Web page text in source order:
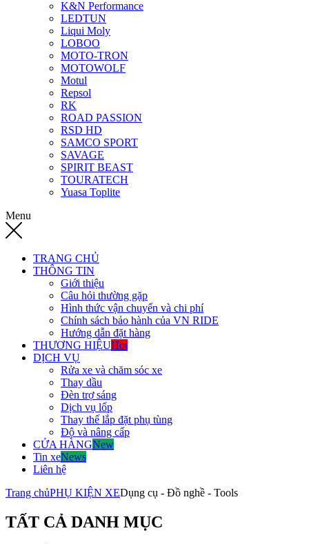
K&N Performance
LEDTUN
Liqui Moly
LOBOO
MOTO-TRON
MOTOWOLF
Motul
Repsol
RK
ROAD PASSION
RSD HD
SAMCO SPORT
SAVAGE
SPIRIT BEAST
TOURATECH
Yuasa Toplite
Menu
TRANG CHỦ
THÔNG TIN
Giới thiệu
Câu hỏi thường gặp
Hình thức vận chuyển và chi phí
Chính sách bảo hành của VN RIDE
Hướng dẫn đặt hàng
THƯƠNG HIỆUHot
DỊCH VỤ
Rửa xe và chăm sóc xe
Thay dầu
Đèn trợ sáng
Dịch vụ lốp
Thay thế lắp đặt phụ tùng
Độ và nâng cấp
CỬA HÀNGNew
Tin xeNews
Liên hệ
Trang chủPHỤ KIỆN XEDụng cụ - Đồ nghề - Tools
TẤT CẢ DANH MỤC